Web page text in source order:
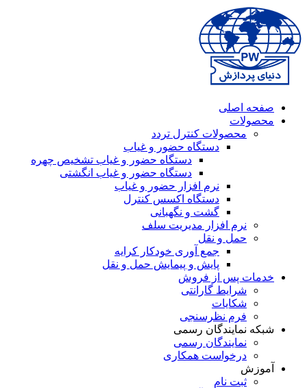
صفحه اصلی
محصولات
محصولات کنترل تردد
دستگاه حضور و غیاب
دستگاه حضور و غیاب تشخیص چهره
دستگاه حضور و غیاب انگشتی
نرم افزار حضور و غیاب
دستگاه اکسس کنترل
گشت و نگهبانی
نرم افزار مدیریت سلف
حمل و نقل
جمع آوری خودکار کرایه
پایش و پیمایش حمل و نقل
خدمات پس از فروش
شرایط گارانتی
شکایات
فرم نظرسنجی
شبکه نمایندگان رسمی
نمایندگان رسمی
درخواست همکاری
آموزش
ثبت نام